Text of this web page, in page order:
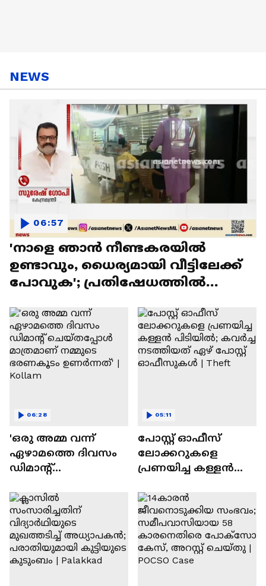
NEWS
'നാളെ ഞാൻ നീണ്ടകരയിൽ
ഉണ്ടാവും, ധൈര്യമായി വീട്ടിലേക്ക്
പോവുക'; പ്രതിഷേധത്തിൽ
06:57
'ഒരു അമ്മ വന്ന്
ഏഴാമത്തെ ദിവസം
ഡിമാൻ്റ്
മാത്രമാണ് നമ്മുടെ
ഭരണകൂടം
ഉണർന്നത്' | Kollam
06:28
പോസ്റ്റ് ഓഫീസ്
ലോക്കറുകളെ
പ്രണയിച്ച കള്ളൻ
നടത്തിയത് ഏഴ്
പോസ്റ്റ് ഓഫീസുകൾ |
Theft
05:11